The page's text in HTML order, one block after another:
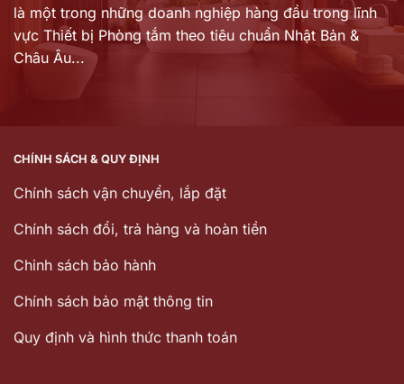
là một trong những doanh nghiệp hàng đầu trong lĩnh
vực Thiết bị Phòng tắm theo tiêu chuẩn Nhật Bản &
Châu Âu...
CHÍNH SÁCH & QUY ĐỊNH
Chính sách vận chuyển, lắp đặt
Chính sách đổi, trả hàng và hoàn tiền
Chinh sách bảo hành
Chính sách bảo mật thông tin
Quy định và hình thức thanh toán